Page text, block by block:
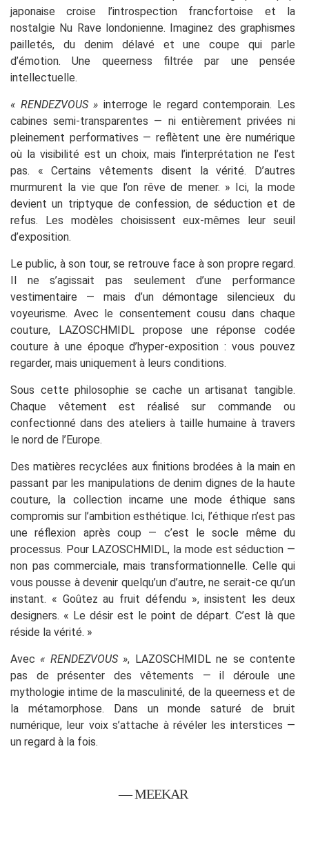
japonaise croise l’introspection francfortoise et la
nostalgie Nu Rave londonienne. Imaginez des graphismes
pailletés, du denim délavé et une coupe qui parle
d’émotion. Une queerness filtrée par une pensée
intellectuelle.
« RENDEZVOUS » interroge le regard contemporain. Les
cabines semi-transparentes — ni entièrement privées ni
pleinement performatives — reflètent une ère numérique
où la visibilité est un choix, mais l’interprétation ne l’est
pas. « Certains vêtements disent la vérité. D’autres
murmurent la vie que l’on rêve de mener. » Ici, la mode
devient un triptyque de confession, de séduction et de
refus. Les modèles choisissent eux-mêmes leur seuil
d’exposition.
Le public, à son tour, se retrouve face à son propre regard.
Il ne s’agissait pas seulement d’une performance
vestimentaire — mais d’un démontage silencieux du
voyeurisme. Avec le consentement cousu dans chaque
couture, LAZOSCHMIDL propose une réponse codée
couture à une époque d’hyper-exposition : vous pouvez
regarder, mais uniquement à leurs conditions.
Sous cette philosophie se cache un artisanat tangible.
Chaque vêtement est réalisé sur commande ou
confectionné dans des ateliers à taille humaine à travers
le nord de l’Europe.
Des matières recyclées aux finitions brodées à la main en
passant par les manipulations de denim dignes de la haute
couture, la collection incarne une mode éthique sans
compromis sur l’ambition esthétique. Ici, l’éthique n’est pas
une réflexion après coup — c’est le socle même du
processus. Pour LAZOSCHMIDL, la mode est séduction —
non pas commerciale, mais transformationnelle. Celle qui
vous pousse à devenir quelqu’un d’autre, ne serait-ce qu’un
instant. « Goûtez au fruit défendu », insistent les deux
designers. « Le désir est le point de départ. C’est là que
réside la vérité. »
Avec« RENDEZVOUS », LAZOSCHMIDL ne se contente
pas de présenter des vêtements — il déroule une
mythologie intime de la masculinité, de la queerness et de
la métamorphose. Dans un monde saturé de bruit
numérique, leur voix s’attache à révéler les interstices —
un regard à la fois.
— MEEKAR